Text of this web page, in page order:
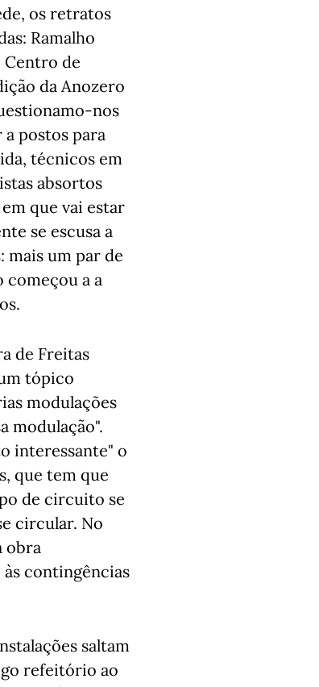
os retratos
Ramalho
Centro de
da Anozero
nos
a postos para
técnicos em
absortos
que vai estar
se escusa a
mais um par de
começou a a
de Freitas
tópico
modulações
modulação".
interessante" o
que tem que
de circuito se
circular. No
obra
contingências
saltam
refeitório ao